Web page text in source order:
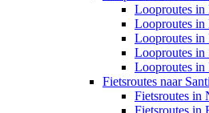
Looproutes in
Looproutes in
Looproutes
Looproutes in
Looproutes in
Fietsroutes naar
Fietsroutes in
Fietsroutes in